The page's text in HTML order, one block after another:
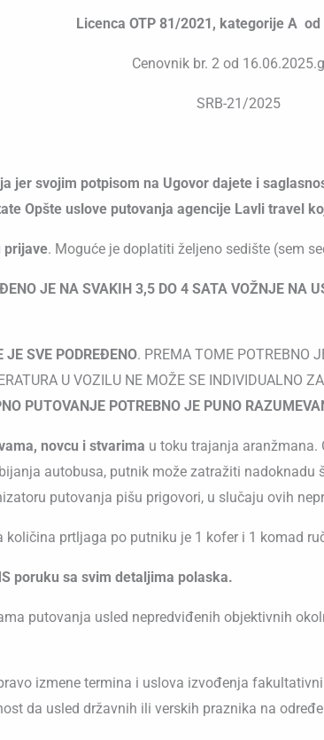
Licenca OTP 81/2021, kategorije A
Cenovnik br. 2 od
SRB-21/2025
jer svojim potpisom na Ugovor dajete i
Opšte uslove putovanja agencije Lavli travel
prijave. Moguće je doplatiti željeno sedište (sem
JE NA SVAKIH 3,5 DO 4 SATA VOŽNJE
SVE PODREĐENO. PREMA TOME POTREBNO
U VOZILU NE MOŽE SE INDIVIDUALNO
PUTOVANJE POTREBNO JE PUNO
novcu i stvarima u toku trajanja aranžmana.
autobusa, putnik može zatražiti
putovanja pišu prigovori, u slučaju ovih
prtljaga po putniku je 1 kofer i 1 komad
poruku sa svim detaljima polaska.
putovanja usled nepredviđenih objektivnih
izmene termina i uslova izvođenja
da usled državnih ili verskih praznika na